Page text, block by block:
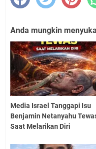
Anda mungkin
Media Israel Tanggapi Isu
Benjamin Netanyahu
Saat Melarikan Diri